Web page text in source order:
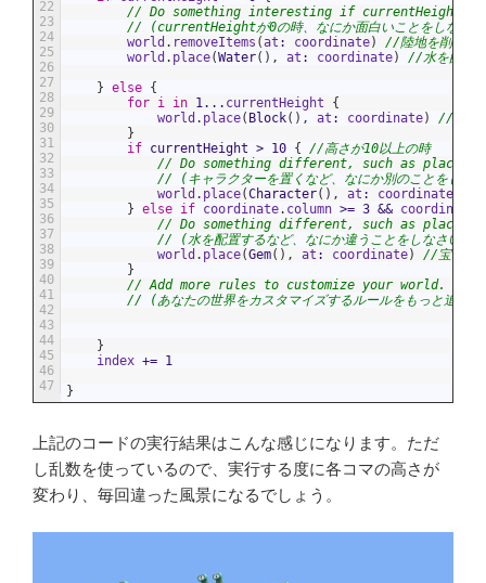
22
23
24
25
26
27
28
29
30
31
32
33
34
35
36
37
38
39
40
41
42
43
44
45
46
47
// Do something interesting if currentHeight
// (currentHeightが0の時、なにか面白いことをしなさ
world . removeItems (at : coordinate)
//陸地を削除
world . place(Water( ) , at : coordinate)
//水を配置
} else {
for i in 1 ... currentHeight
{
world . place( Block( ) , at : coordinate)
//ブロ
}
if currentHeight > 10 {
//高さが10以上の時
// Do something different, such as placing
// (キャラクターを置くなど、なにか別のことをしな
world . place(Character( ) , at : coordinate
} else if coordinate. column >= 3 && coordinate
// Do something different, such as placing
// (水を配置するなど、なにか違うことをしなさい)
world . place(Gem( ) , at : coordinate)
//宝石を
}
// Add more rules to customize your world.
// (あなたの世界をカスタマイズするルールをもっと追加
}
index += 1
}
上記のコードの実行結果はこんな感じになります。ただ
し乱数を使っているので、実行する度に各コマの高さが
変わり、毎回違った風景になるでしょう。